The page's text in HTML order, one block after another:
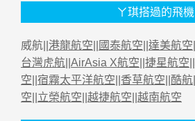
ㄚ琪搭過的飛機
威航|| 港龍航空 國泰航空 達美航空
台灣虎航 AirAsia X航空 捷星航空
空 宿霧太平洋航空 香草航空 酷航
空 立榮航空 越捷航空 越南航空